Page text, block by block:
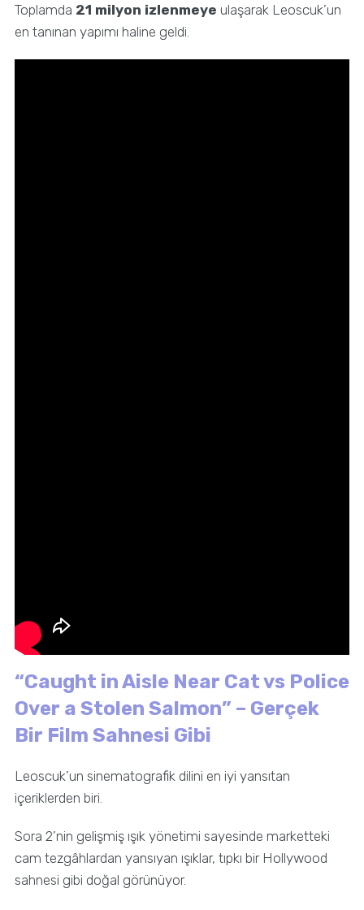
Toplamda 21 milyon izlenmeye ulaşarak Leoscuk’un
en tanınan yapımı haline geldi.
“Caught in Aisle Near Cat vs Police
Over a Stolen Salmon” – Gerçek
Bir Film Sahnesi Gibi
Leoscuk’un sinematografik dilini en iyi yansıtan
içeriklerden biri.
Sora 2’nin gelişmiş ışık yönetimi sayesinde marketteki
cam tezgâhlardan yansıyan ışıklar, tıpkı bir Hollywood
sahnesi gibi doğal görünüyor.